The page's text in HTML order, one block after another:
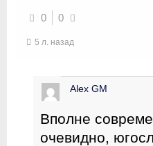
0 0
5 л. назад
Alex GM
Вполне
очевидно,